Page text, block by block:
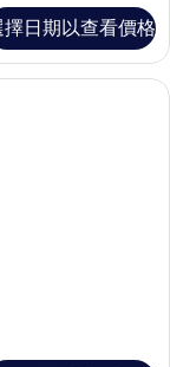
擇日期以查看價格
級寢具、羽絨被、記憶